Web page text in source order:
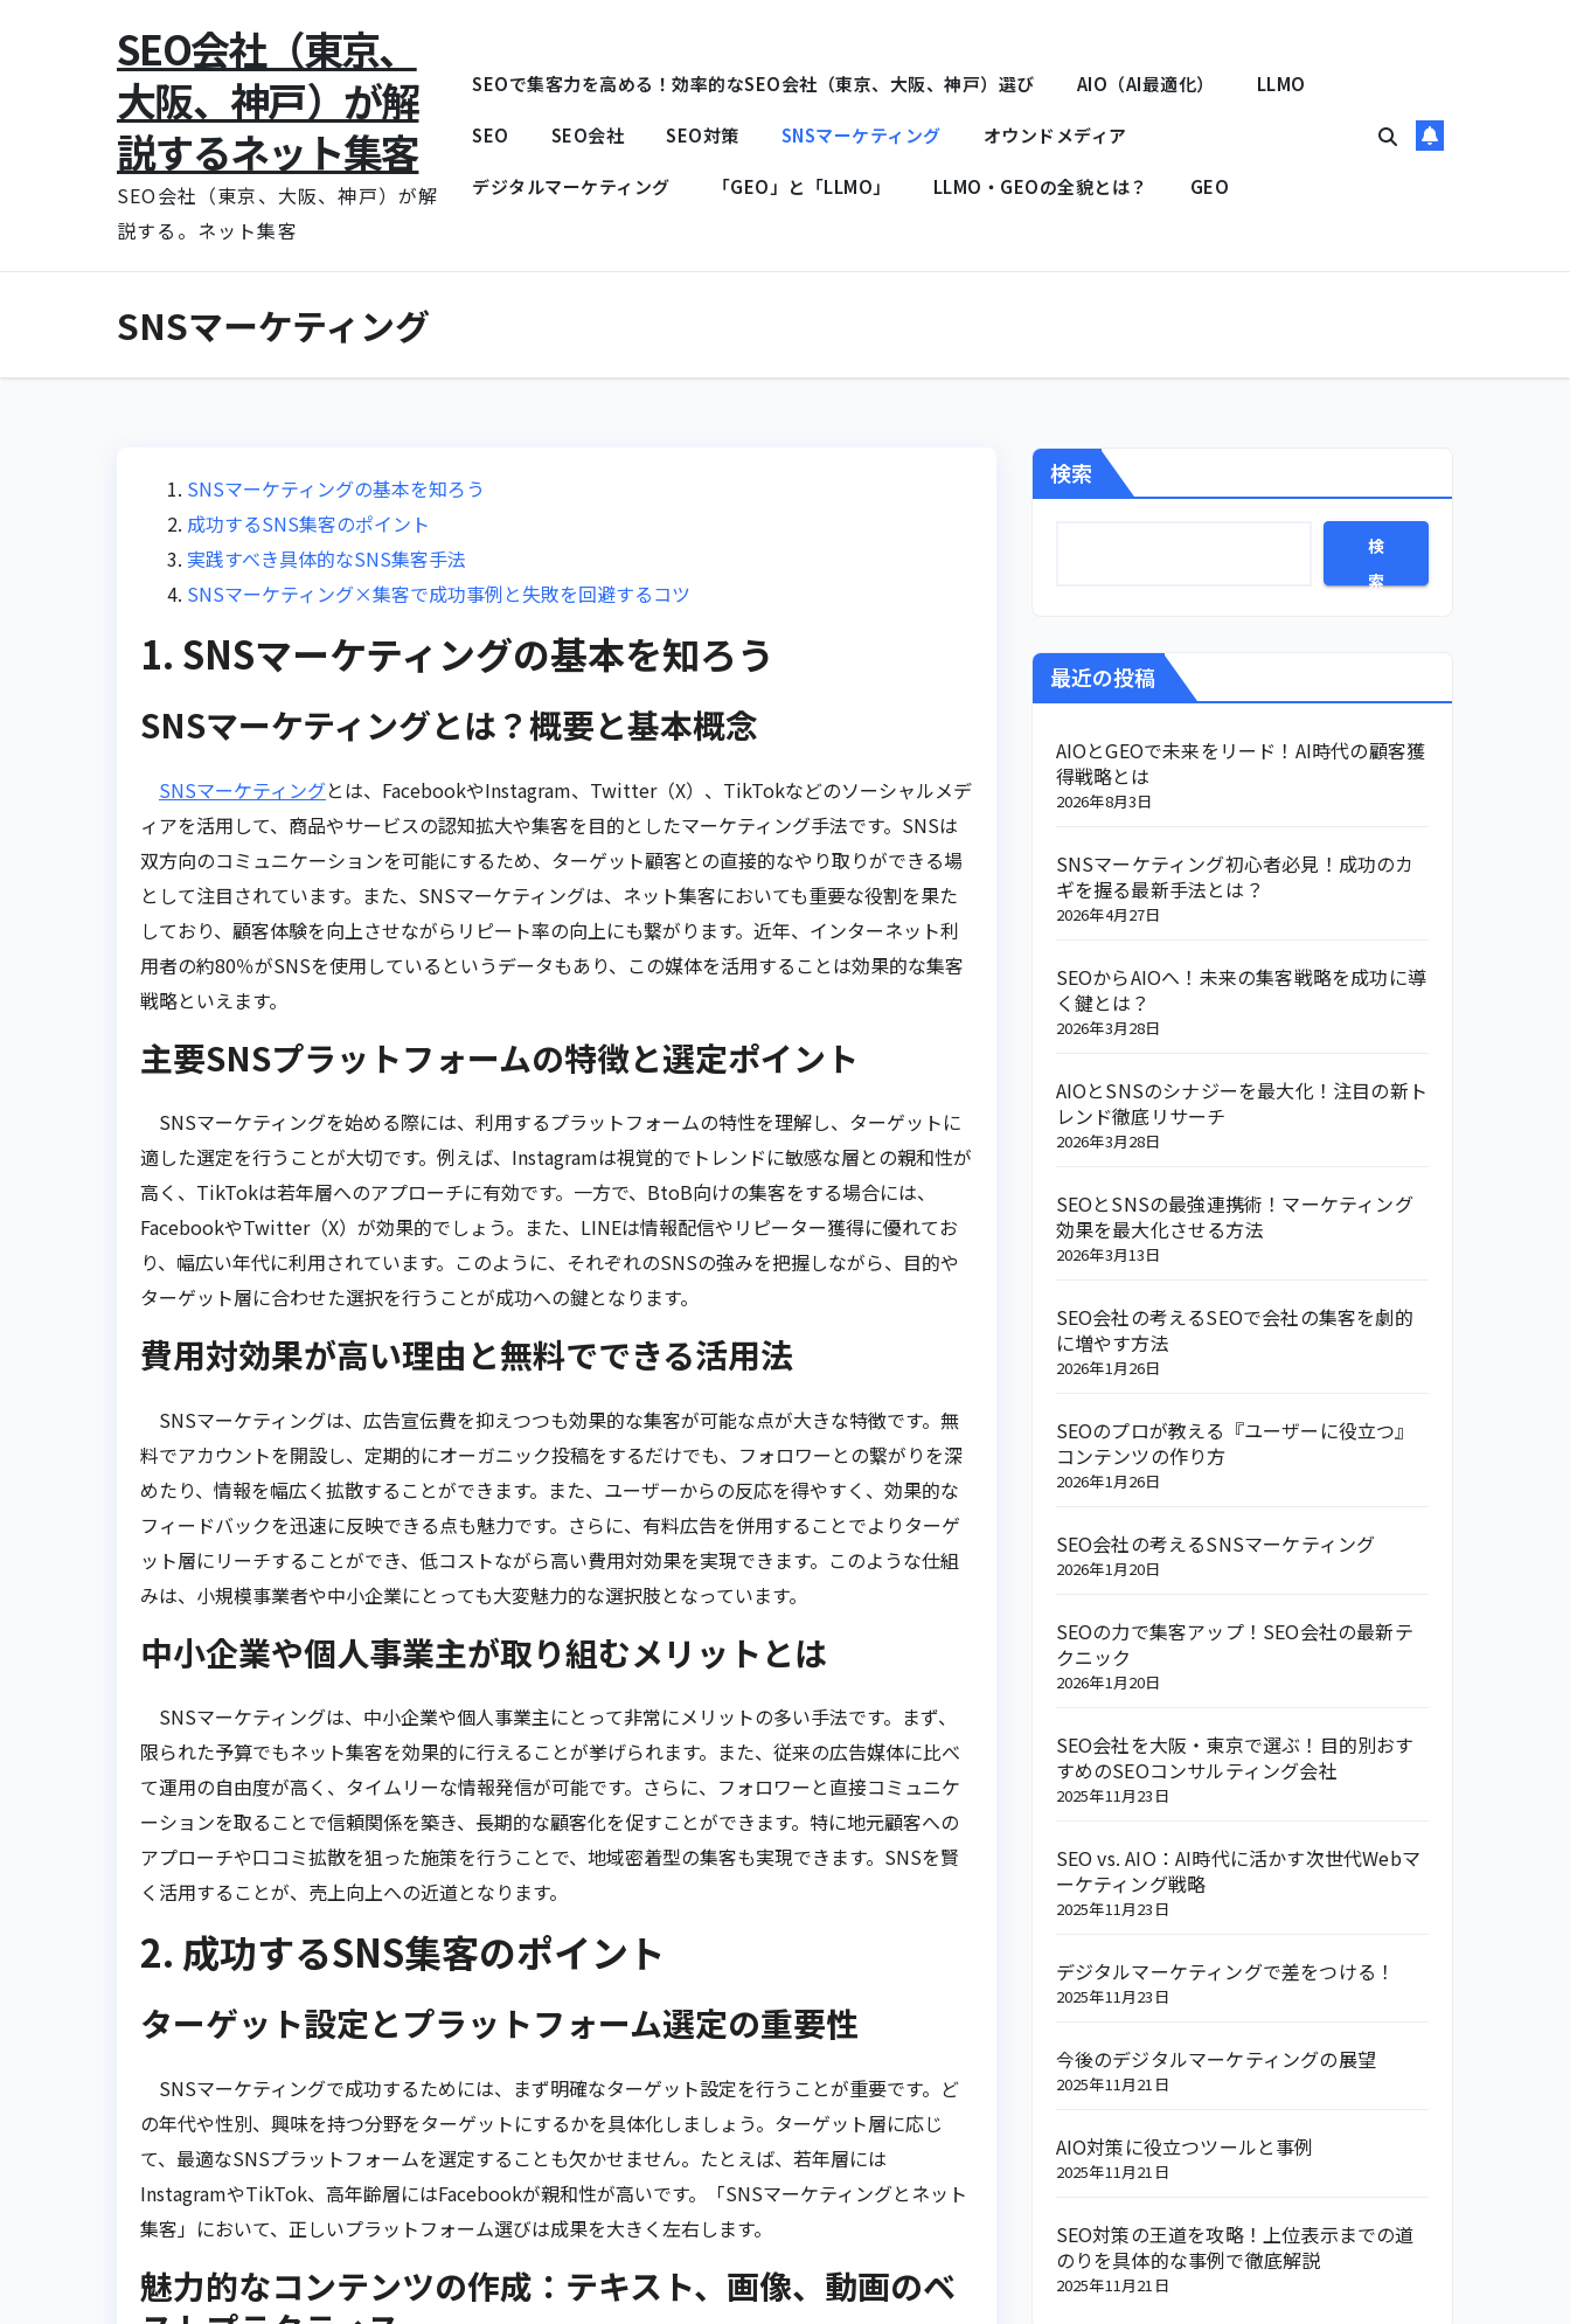
SEO会社（東京、
大阪、神戸）が解
説するネット集客
SEO会社（東京、大阪、神戸）が解
説する。ネット集客
SEOで集客力を高める！効率的なSEO会社（東京、大阪、神戸）選び AIO（AI最適化） LLMO
SEO SEO会社 SEO対策 SNSマーケティング オウンドメディア
デジタルマーケティング 「GEO」と「LLMO」 LLMO・GEOの全貌とは？ GEO
SNSマーケティング
SNSマーケティングの基本を知ろう
成功するSNS集客のポイント
実践すべき具体的なSNS集客手法
SNSマーケティング×集客で成功事例と失敗を回避するコツ
1. SNSマーケティングの基本を知ろう
SNSマーケティングとは？概要と基本概念
SNSマーケティングとは、FacebookやInstagram、Twitter（X）、TikTokなどのソーシャルメデ
ィアを活用して、商品やサービスの認知拡大や集客を目的としたマーケティング手法です。SNSは
双方向のコミュニケーションを可能にするため、ターゲット顧客との直接的なやり取りができる場
として注目されています。また、SNSマーケティングは、ネット集客においても重要な役割を果た
しており、顧客体験を向上させながらリピート率の向上にも繋がります。近年、インターネット利
用者の約80％がSNSを使用しているというデータもあり、この媒体を活用することは効果的な集客
戦略といえます。
主要SNSプラットフォームの特徴と選定ポイント
SNSマーケティングを始める際には、利用するプラットフォームの特性を理解し、ターゲットに
適した選定を行うことが大切です。例えば、Instagramは視覚的でトレンドに敏感な層との親和性が
高く、TikTokは若年層へのアプローチに有効です。一方で、BtoB向けの集客をする場合には、
FacebookやTwitter（X）が効果的でしょう。また、LINEは情報配信やリピーター獲得に優れてお
り、幅広い年代に利用されています。このように、それぞれのSNSの強みを把握しながら、目的や
ターゲット層に合わせた選択を行うことが成功への鍵となります。
費用対効果が高い理由と無料でできる活用法
SNSマーケティングは、広告宣伝費を抑えつつも効果的な集客が可能な点が大きな特徴です。無
料でアカウントを開設し、定期的にオーガニック投稿をするだけでも、フォロワーとの繋がりを深
めたり、情報を幅広く拡散することができます。また、ユーザーからの反応を得やすく、効果的な
フィードバックを迅速に反映できる点も魅力です。さらに、有料広告を併用することでよりターゲ
ット層にリーチすることができ、低コストながら高い費用対効果を実現できます。このような仕組
みは、小規模事業者や中小企業にとっても大変魅力的な選択肢となっています。
中小企業や個人事業主が取り組むメリットとは
SNSマーケティングは、中小企業や個人事業主にとって非常にメリットの多い手法です。まず、
限られた予算でもネット集客を効果的に行えることが挙げられます。また、従来の広告媒体に比べ
て運用の自由度が高く、タイムリーな情報発信が可能です。さらに、フォロワーと直接コミュニケ
ーションを取ることで信頼関係を築き、長期的な顧客化を促すことができます。特に地元顧客への
アプローチや口コミ拡散を狙った施策を行うことで、地域密着型の集客も実現できます。SNSを賢
く活用することが、売上向上への近道となります。
2. 成功するSNS集客のポイント
ターゲット設定とプラットフォーム選定の重要性
SNSマーケティングで成功するためには、まず明確なターゲット設定を行うことが重要です。ど
の年代や性別、興味を持つ分野をターゲットにするかを具体化しましょう。ターゲット層に応じ
て、最適なSNSプラットフォームを選定することも欠かせません。たとえば、若年層には
InstagramやTikTok、高年齢層にはFacebookが親和性が高いです。「SNSマーケティングとネット
集客」において、正しいプラットフォーム選びは成果を大きく左右します。
魅力的なコンテンツの作成：テキスト、画像、動画のベ
検索
検
索
最近の投稿
AIOとGEOで未来をリード！AI時代の顧客獲
得戦略とは
2026年8月3日
SNSマーケティング初心者必見！成功のカ
ギを握る最新手法とは？
2026年4月27日
SEOからAIOへ！未来の集客戦略を成功に導
く鍵とは？
2026年3月28日
AIOとSNSのシナジーを最大化！注目の新ト
レンド徹底リサーチ
2026年3月28日
SEOとSNSの最強連携術！マーケティング
効果を最大化させる方法
2026年3月13日
SEO会社の考えるSEOで会社の集客を劇的
に増やす方法
2026年1月26日
SEOのプロが教える『ユーザーに役立つ』
コンテンツの作り方
2026年1月26日
SEO会社の考えるSNSマーケティング
2026年1月20日
SEOの力で集客アップ！SEO会社の最新テ
クニック
2026年1月20日
SEO会社を大阪・東京で選ぶ！目的別おす
すめのSEOコンサルティング会社
2025年11月23日
SEO vs. AIO：AI時代に活かす次世代Webマ
ーケティング戦略
2025年11月23日
デジタルマーケティングで差をつける！
2025年11月23日
今後のデジタルマーケティングの展望
2025年11月21日
AIO対策に役立つツールと事例
2025年11月21日
SEO対策の王道を攻略！上位表示までの道
のりを具体的な事例で徹底解説
2025年11月21日